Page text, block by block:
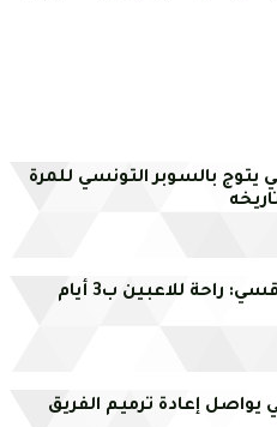
يتوج بالسوبر التونسي للمرة
راحة للاعبين ب3 أيام
يواصل إعادة ترميم الفريق